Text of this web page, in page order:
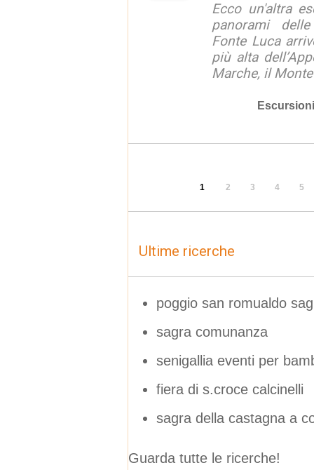
Ecco un'altra
panorami
Fonte Luca
più alta
Marche, il
Escursioni
1 2 3 4 5
Ultime ricerche
poggio san romualdo
sagra comunanza
senigallia eventi per
fiera di s.croce calcinelli
sagra della castagna a
Guarda tutte le ricerche!